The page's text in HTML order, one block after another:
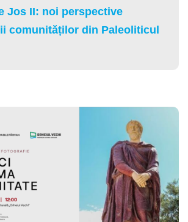
Jos II: noi perspective
comunităților din Paleoliticul